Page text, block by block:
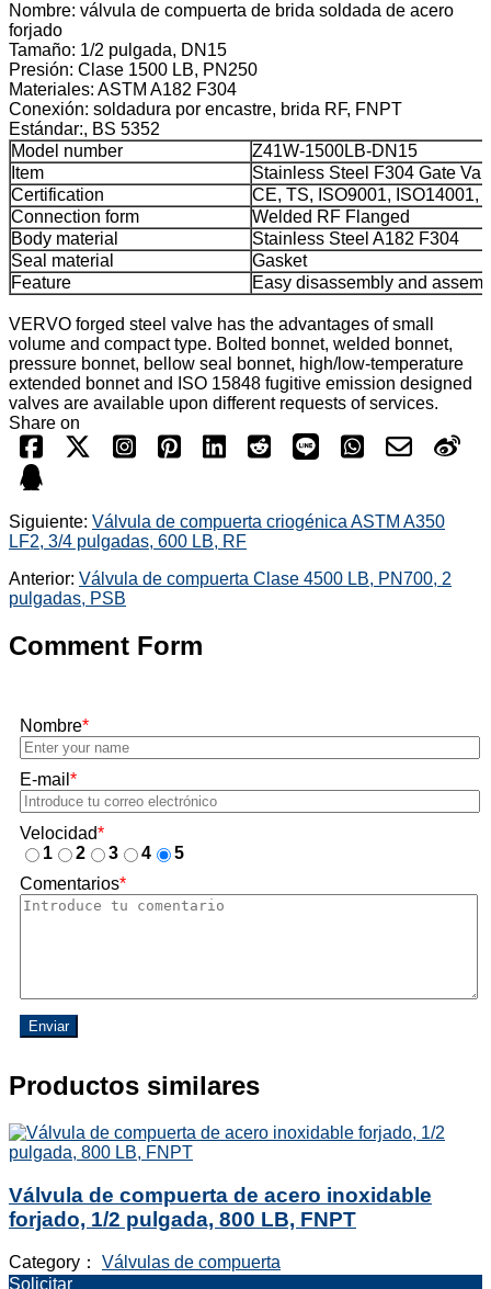
Nombre: válvula de compuerta de brida soldada de acero
forjado
Tamaño: 1/2 pulgada, DN15
Presión: Clase 1500 LB, PN250
Materiales: ASTM A182 F304
Conexión: soldadura por encastre, brida RF, FNPT
Estándar:, BS 5352
Model number
Z41W-1500LB-DN15
Item
Stainless Steel F304 Gate
Certification
CE, TS, ISO9001, ISO14001,
Connection form
Welded RF Flanged
Body material
Stainless Steel A182 F304
Seal material
Gasket
Feature
Easy disassembly and
VERVO forged steel valve has the advantages of small
volume and compact type. Bolted bonnet, welded bonnet,
pressure bonnet, bellow seal bonnet, high/low-temperature
extended bonnet and ISO 15848 fugitive emission designed
valves are available upon different requests of services.
Share on
Siguiente: Válvula de compuerta criogénica ASTM A350
LF2, 3/4 pulgadas, 600 LB, RF
Anterior: Válvula de compuerta Clase 4500 LB, PN700, 2
pulgadas, PSB
Comment Form
Nombre*
E-mail *
Velocidad*
1
2 3 4
5
Comentarios*
Enviar
Productos similares
Válvula de compuerta de acero inoxidable
forjado, 1/2 pulgada, 800 LB, FNPT
Category： Válvulas de compuerta
Solicitar